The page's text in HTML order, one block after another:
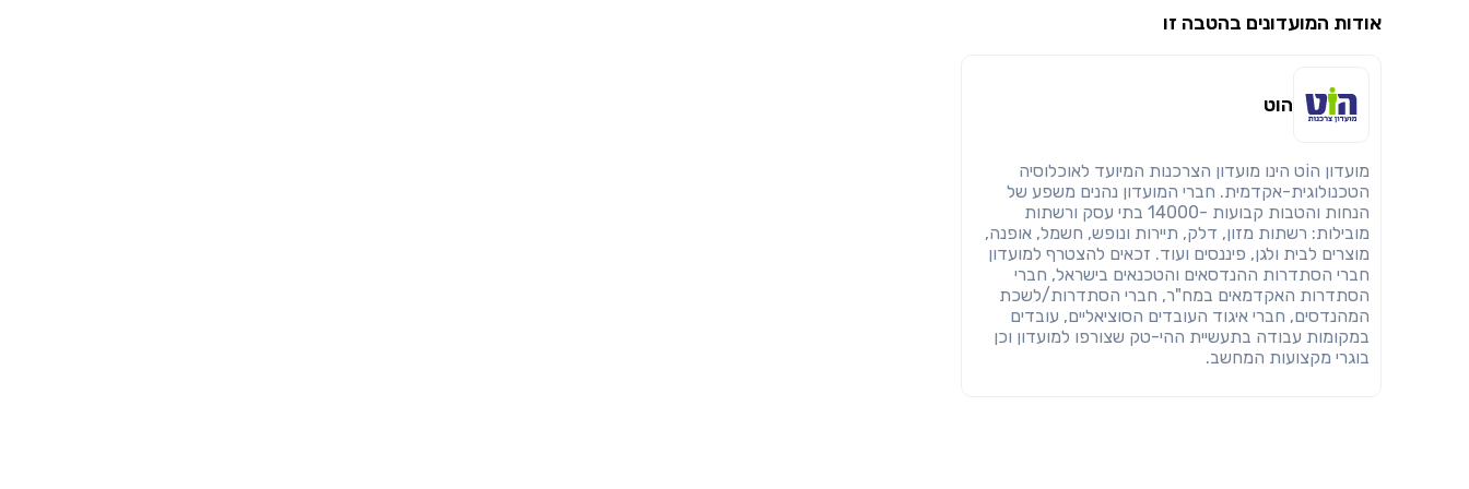
אודות המועדונים בהטבה זו
הוט
מועדון הוֹט הינו מועדון הצרכנות המיועד לאוכלוסיה
הטכנולוגית-אקדמית. חברי המועדון נהנים משפע של
הנחות והטבות קבועות -14000 בתי עסק ורשתות
מובילות: רשתות מזון, דלק, תיירות ונופש, חשמל, אופנה,
מוצרים לבית ולגן, פיננסים ועוד. זכאים להצטרף למועדון
חברי הסתדרות ההנדסאים והטכנאים בישראל, חברי
הסתדרות האקדמאים במח"ר, חברי הסתדרות/לשכת
המהנדסים, חברי איגוד העובדים הסוציאליים, עובדים
במקומות עבודה בתעשיית ההי-טק שצורפו למועדון וכן
בוגרי מקצועות המחשב.